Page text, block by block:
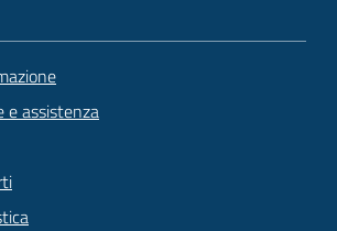
e assistenza